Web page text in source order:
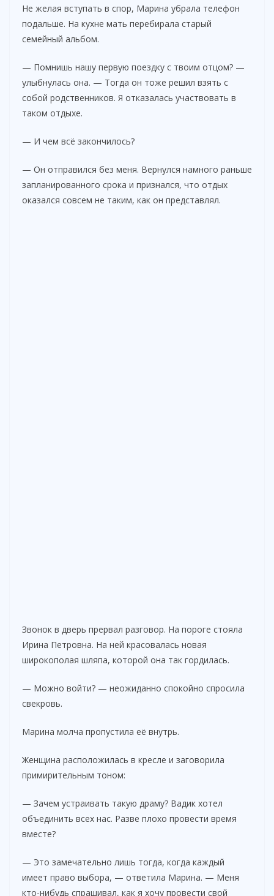
Не желая вступать в спор, Марина убрала телефон
подальше. На кухне мать перебирала старый
семейный альбом.
— Помнишь нашу первую поездку с твоим отцом? —
улыбнулась она. — Тогда он тоже решил взять с
собой родственников. Я отказалась участвовать в
таком отдыхе.
— И чем всё закончилось?
— Он отправился без меня. Вернулся намного раньше
запланированного срока и признался, что отдых
оказался совсем не таким, как он представлял.
Звонок в дверь прервал разговор. На пороге стояла
Ирина Петровна. На ней красовалась новая
широкополая шляпа, которой она так гордилась.
— Можно войти? — неожиданно спокойно спросила
свекровь.
Марина молча пропустила её внутрь.
Женщина расположилась в кресле и заговорила
примирительным тоном:
— Зачем устраивать такую драму? Вадик хотел
объединить всех нас. Разве плохо провести время
вместе?
— Это замечательно лишь тогда, когда каждый
имеет право выбора, — ответила Марина. — Меня
кто-нибудь спрашивал, как я хочу провести свой